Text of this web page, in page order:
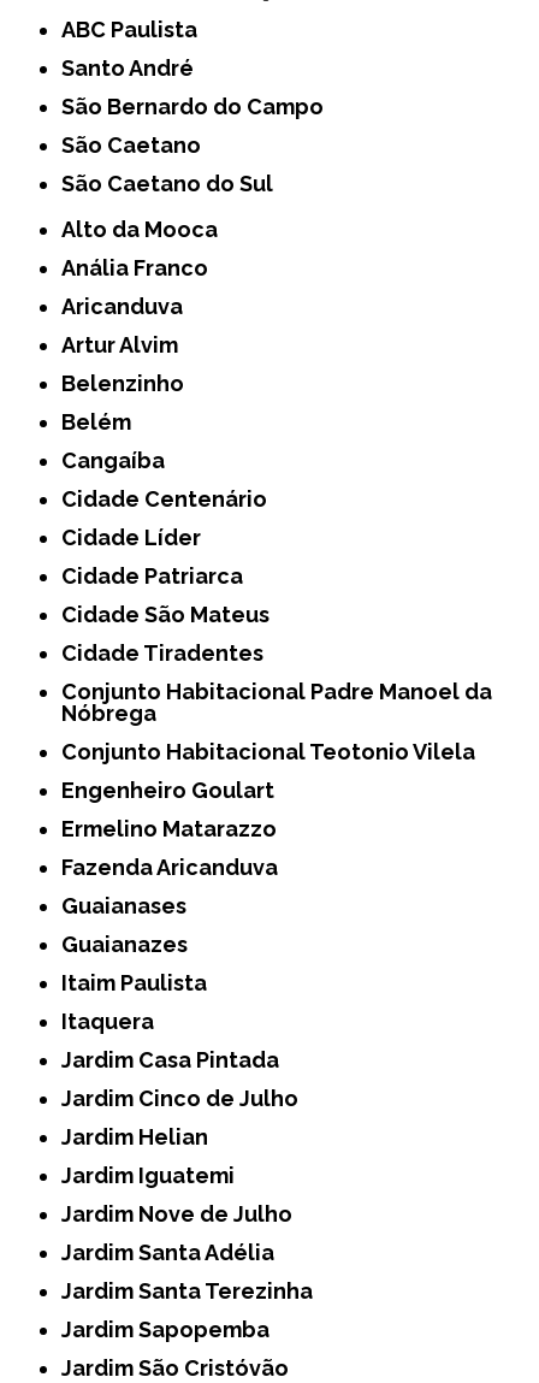
ABC Paulista
Santo André
São Bernardo do Campo
São Caetano
São Caetano do Sul
Alto da Mooca
Anália Franco
Aricanduva
Artur Alvim
Belenzinho
Belém
Cangaíba
Cidade Centenário
Cidade Líder
Cidade Patriarca
Cidade São Mateus
Cidade Tiradentes
Conjunto Habitacional Padre Manoel da
Nóbrega
Conjunto Habitacional Teotonio Vilela
Engenheiro Goulart
Ermelino Matarazzo
Fazenda Aricanduva
Guaianases
Guaianazes
Itaim Paulista
Itaquera
Jardim Casa Pintada
Jardim Cinco de Julho
Jardim Helian
Jardim Iguatemi
Jardim Nove de Julho
Jardim Santa Adélia
Jardim Santa Terezinha
Jardim Sapopemba
Jardim São Cristóvão